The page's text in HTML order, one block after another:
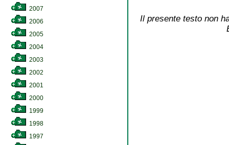
2007
2006
2005
2004
2003
2002
2001
2000
1999
1998
1997
Il presente testo non